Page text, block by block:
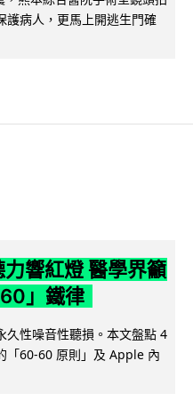
護病人，更馬上開逃生門確
響紅燈 醫學界籲
」鐵律
久性噪音性聽損。本文盤點 4
「60-60 原則」及 Apple 內